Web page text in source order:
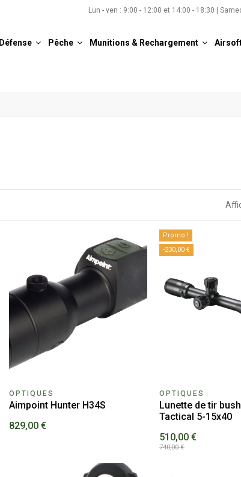
Lun - ven : 9:00 - 12:00 et 14:00 - 18:30 |
Défense Pêche Munitions & Rechargement
OPTIQUES
Aimpoint Hunter H34S
829,00 €
Promo !
-230,00 €
OPTIQUES
Lunette de tir
Tactical 5-15x40
510,00 €
740,00 €